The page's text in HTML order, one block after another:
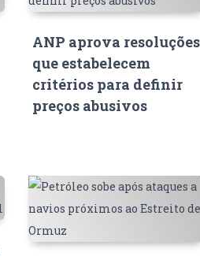
ANP aprova resoluções
que estabelecem
critérios para definir
preços abusivos